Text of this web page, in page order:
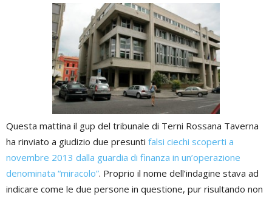
Questa mattina il gup del tribunale di Terni Rossana Taverna
ha rinviato a giudizio due presunti falsi ciechi scoperti a
novembre 2013 dalla guardia di finanza in un’operazione
denominata “miracolo”. Proprio il nome dell’indagine stava ad
indicare come le due persone in questione, pur risultando non